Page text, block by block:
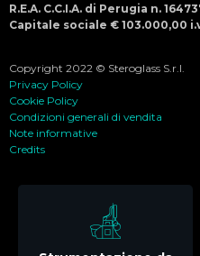
R.E.A. C.C.I.A. di Perugia n.
Capitale sociale € 103.000,00
Copyright 2022 © Steroglass S.r.l.
Privacy Policy
Cookie Policy
Condizioni generali di vendita
Note informative
Credits